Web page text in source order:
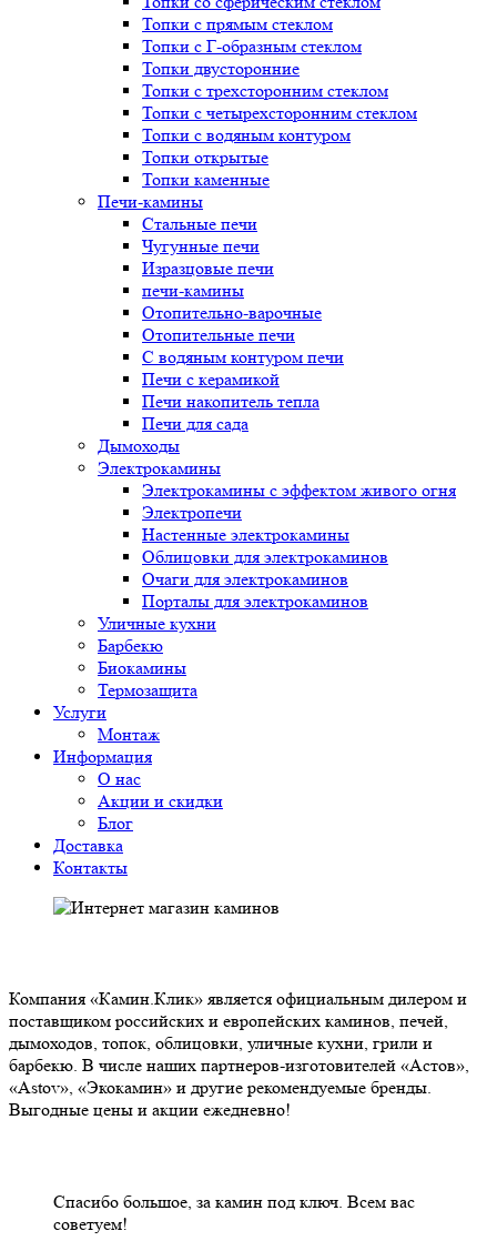
Топки с прямым стеклом
Топки с Г-образным стеклом
Топки двусторонние
Топки с трехсторонним стеклом
Топки с четырехсторонним стеклом
Топки с водяным контуром
Топки открытые
Топки каменные
Печи-камины
Стальные печи
Чугунные печи
Изразцовые печи
печи-камины
Отопительно-варочные
Отопительные печи
С водяным контуром печи
Печи с керамикой
Печи накопитель тепла
Печи для сада
Дымоходы
Электрокамины
Электрокамины с эффектом живого огня
Электропечи
Настенные электрокамины
Облицовки для электрокаминов
Очаги для электрокаминов
Порталы для электрокаминов
Уличные кухни
Барбекю
Биокамины
Термозащита
Услуги
Монтаж
Информация
О нас
Акции и скидки
Блог
Доставка
Контакты
Компания «Камин.Клик» является официальным дилером и
поставщиком российских и европейских каминов, печей,
дымоходов, топок, облицовки, уличные кухни, грили и
барбекю. В числе наших партнеров-изготовителей «Астов»,
«Astov», «Экокамин» и другие рекомендуемые бренды.
Выгодные цены и акции ежедневно!
Спасибо большое, за камин под ключ. Всем вас
советуем!